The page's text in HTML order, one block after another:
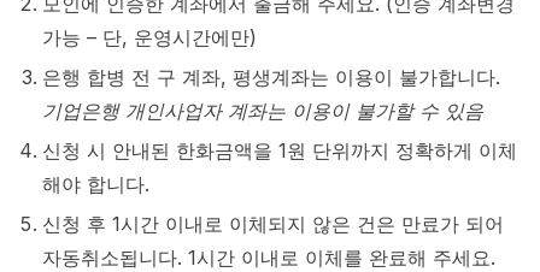
가능 – 단, 운영시간에만)
은행 합병 전 구 계좌, 평생계좌는 이용이 불가합니다.
기업은행 개인사업자 계좌는 이용이 불가할 수 있음
신청 시 안내된 한화금액을 1원 단위까지 정확하게 이체
해야 합니다.
신청 후 1시간 이내로 이체되지 않은 건은 만료가 되어
자동취소됩니다. 1시간 이내로 이체를 완료해 주세요.